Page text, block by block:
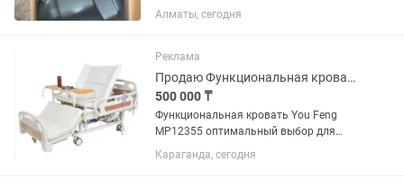
модель в стиле Mary Jane с
современной массивной платформой
Алматы, сегодня
Реклама
Продаю Функциональная кровать You Feng MP12355
500 000 ₸
Функциональная кровать You Feng
MP12355 оптимальный выбор для
комфортного и безопасного отдыха,
обеспечивающая максимальную
Караганда, сегодня